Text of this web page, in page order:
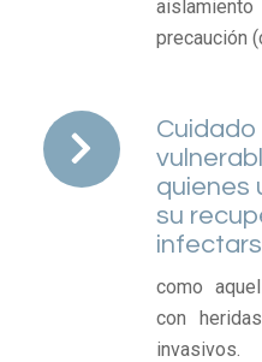
precaución
quienes
su
como
con
invasivos.